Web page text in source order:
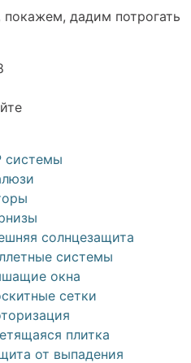
дадим потрогать
системы
солнцезащита
системы
окна
сетки
плитка
от выпадения